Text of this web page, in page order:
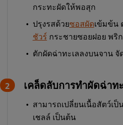
กระทะผัดให้พอสุก
ปรุงรสด้วยซอสผัดเข้มข้น
ชัวร์ กระชายซอยฝอย พริ
ตักผัดฉ่าทะเลลงบนจาน
เคล็ดลับการทำผัดฉ่าท
สามารถเปลี่ยนเนื้อสัตว์เ
เชลล์ เป็นต้น